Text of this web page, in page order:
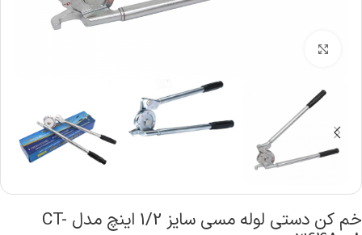
خم کن دستی لوله مسی سایز 1/2 اینچ مدل CT-